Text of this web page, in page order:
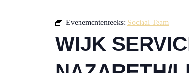
Evenementenreeks: Sociaal Team
WIJK